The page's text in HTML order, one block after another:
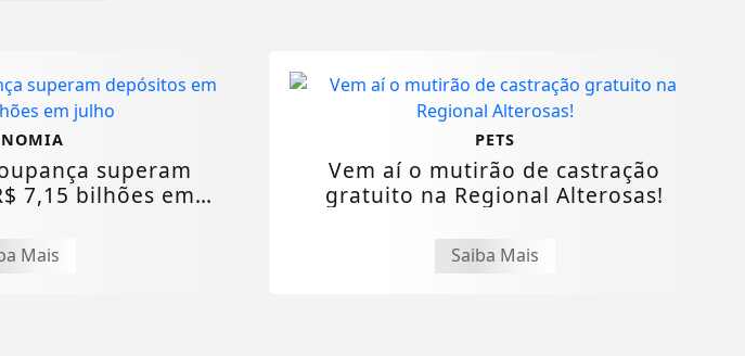
superam
7,15 bilhões em
Mais
PETS
Vem aí o mutirão de castração
gratuito na Regional Alterosas!
Saiba Mais